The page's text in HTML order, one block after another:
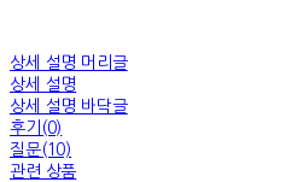
상세 설명 머리글
상세 설명
상세 설명 바닥글
후기(0)
질문(10)
관련 상품